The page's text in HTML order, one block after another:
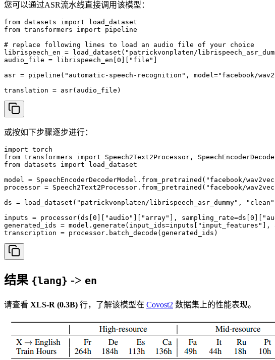
您可以通过ASR流水线直接调用该模型：
from datasets import load_dataset
from transformers import pipeline
# replace following lines to load an audio file of your choice
librispeech_en = load_dataset("patrickvonplaten/
audio_file = librispeech_en[0]["file"]
asr = pipeline("automatic-speech-recognition", model="facebook/
translation = asr(audio_file)
或按如下步骤逐步进行：
import torch
from transformers import Speech2Text2Processor,
from datasets import load_dataset
model = SpeechEncoderDecoderModel.from_pretrained("facebook/
processor = Speech2Text2Processor.from_pretrained("facebook/
ds = load_dataset("patrickvonplaten/librispeech_asr_dummy",
inputs = processor(ds[0]["audio"]["array"],
generated_ids = model.generate(input_ids=inputs["input_features"],
transcription = processor.batch_decode(generated_ids)
结果 {lang} -> en
请查看 XLS-R (0.3B) 行，了解该模型在 Covost2 数据集上的性能表现。